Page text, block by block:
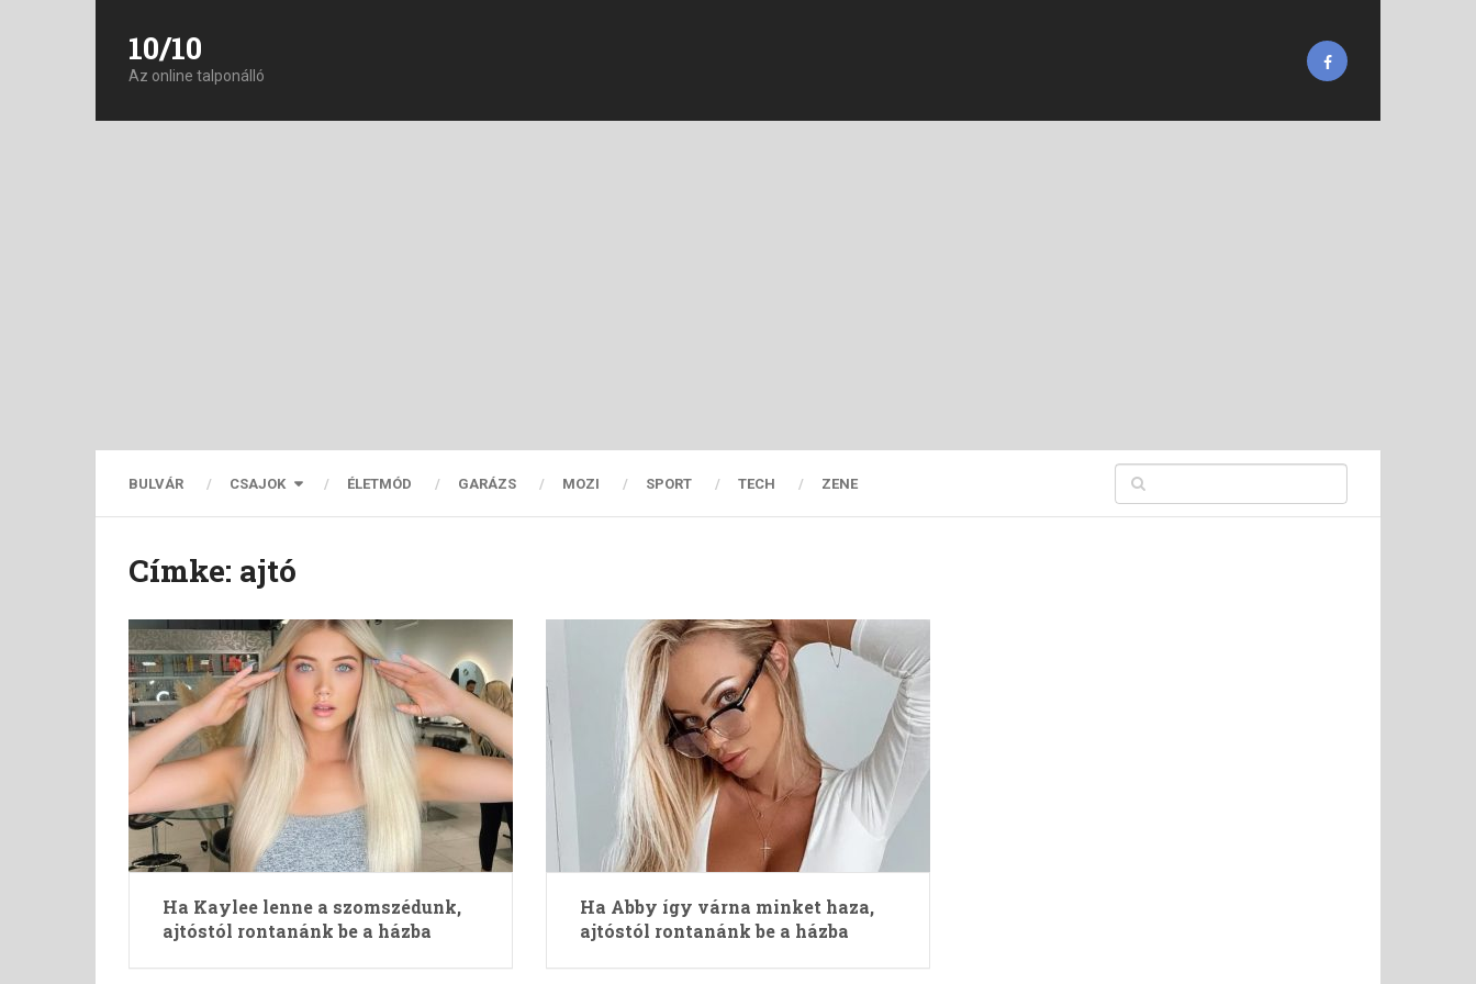
10/10
Az online talponálló
BULVÁR CSAJOK ÉLETMÓD GARÁZS MOZI SPORT TECH ZENE
Címke: ajtó
Ha Kaylee lenne a szomszédunk,
ajtóstól rontanánk be a házba
Ha Abby így várna minket haza,
ajtóstól rontanánk be a házba